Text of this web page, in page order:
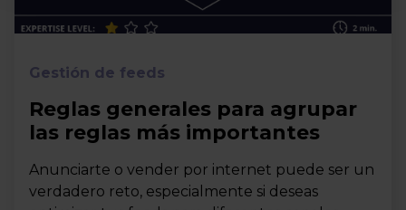
Gestión de feeds
Reglas generales para agrupar
las reglas más importantes
Anunciarte o vender por internet puede ser un
verdadero reto, especialmente si deseas